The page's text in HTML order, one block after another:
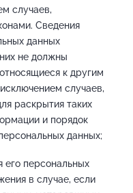
случаев,
Сведения
данных
не должны
к другим
случаев,
раскрытия таких
и порядок
данных;
его персональных
в случае, если